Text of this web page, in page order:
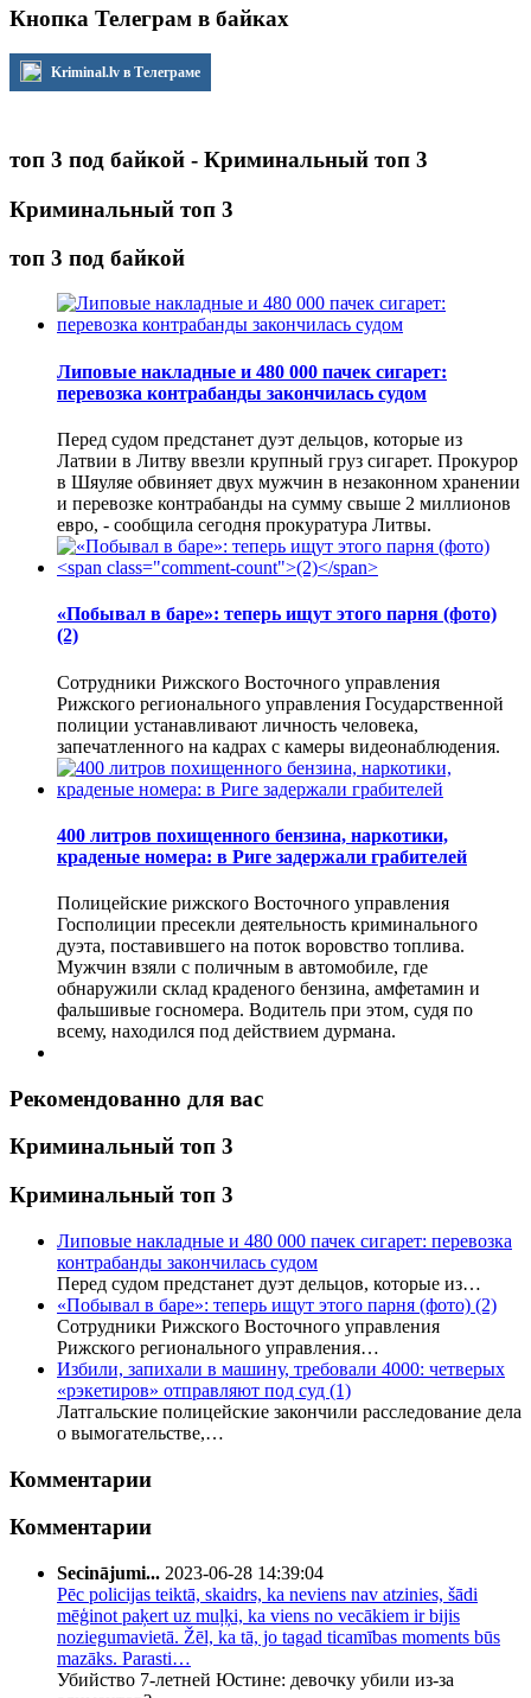
Кнопка Телеграм в байках
Kriminal.lv в Телеграме
топ 3 под байкой - Криминальный топ 3
Криминальный топ 3
топ 3 под байкой
Липовые накладные и 480 000 пачек сигарет:
перевозка контрабанды закончилась судом
Перед судом предстанет дуэт дельцов, которые из
Латвии в Литву ввезли крупный груз сигарет. Прокурор
в Шяуляе обвиняет двух мужчин в незаконном хранении
и перевозке контрабанды на сумму свыше 2 миллионов
евро, - сообщила сегодня прокуратура Литвы.
«Побывал в баре»: теперь ищут этого парня (фото)
(2)
Сотрудники Рижского Восточного управления
Рижского регионального управления Государственной
полиции устанавливают личность человека,
запечатленного на кадрах с камеры видеонаблюдения.
400 литров похищенного бензина, наркотики,
краденые номера: в Риге задержали грабителей
Полицейские рижского Восточного управления
Госполиции пресекли деятельность криминального
дуэта, поставившего на поток воровство топлива.
Мужчин взяли с поличным в автомобиле, где
обнаружили склад краденого бензина, амфетамин и
фальшивые госномера. Водитель при этом, судя по
всему, находился под действием дурмана.
Рекомендованно для вас
Криминальный топ 3
Криминальный топ 3
Липовые накладные и 480 000 пачек сигарет: перевозка
контрабанды закончилась судом
Перед судом предстанет дуэт дельцов, которые из…
«Побывал в баре»: теперь ищут этого парня (фото) (2)
Сотрудники Рижского Восточного управления
Рижского регионального управления…
Избили, запихали в машину, требовали 4000: четверых
«рэкетиров» отправляют под суд (1)
Латгальские полицейские закончили расследование дела
о вымогательстве,…
Комментарии
Комментарии
Secinājumi... 2023-06-28 14:39:04
Pēc policijas teiktā, skaidrs, ka neviens nav atzinies, šādi
mēģinot paķert uz muļķi, ka viens no vecākiem ir bijis
noziegumavietā. Žēl, ka tā, jo tagad ticamības moments būs
mazāks. Parasti…
Убийство 7-летней Юстине: девочку убили из-за